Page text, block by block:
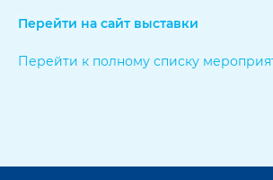
Перейти на сайт выставки
Перейти к полному списку